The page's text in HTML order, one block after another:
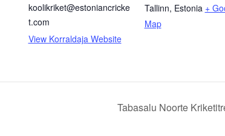
koolikriket@estoniancricke
t.com
View Korraldaja Website
Tallinn, Estonia +
Map
Tabasalu Noorte